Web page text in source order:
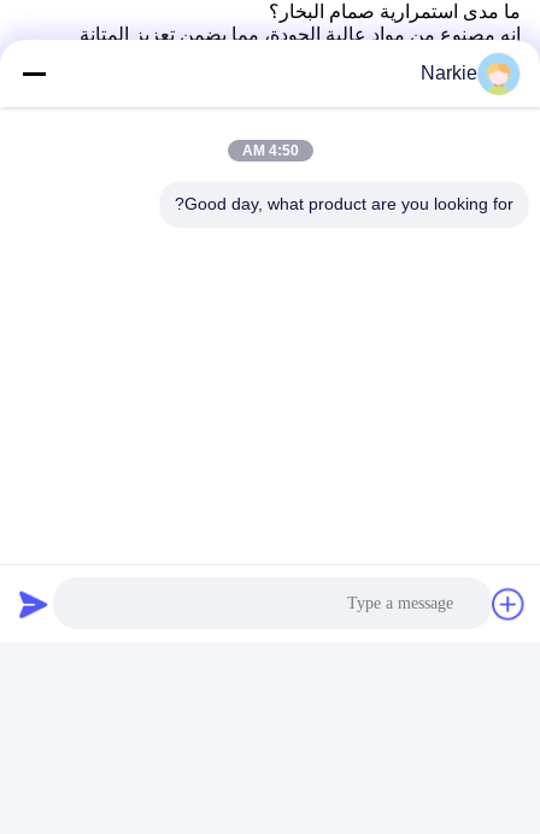
ما مدى استمرارية صمام البخار؟
إنه مصنوع من مواد عالية الجودة، مما يضمن تعزيز المتانة
والأداء على المدى الطويل.
هل يمكنني التحكم في تدفق الغاز بسهولة؟
هل الصمام متوافق مع جميع علب البوتان القياسية؟
متعددة الأوجه.
Narkie
4:50 AM
Good day, what product are you looking for?